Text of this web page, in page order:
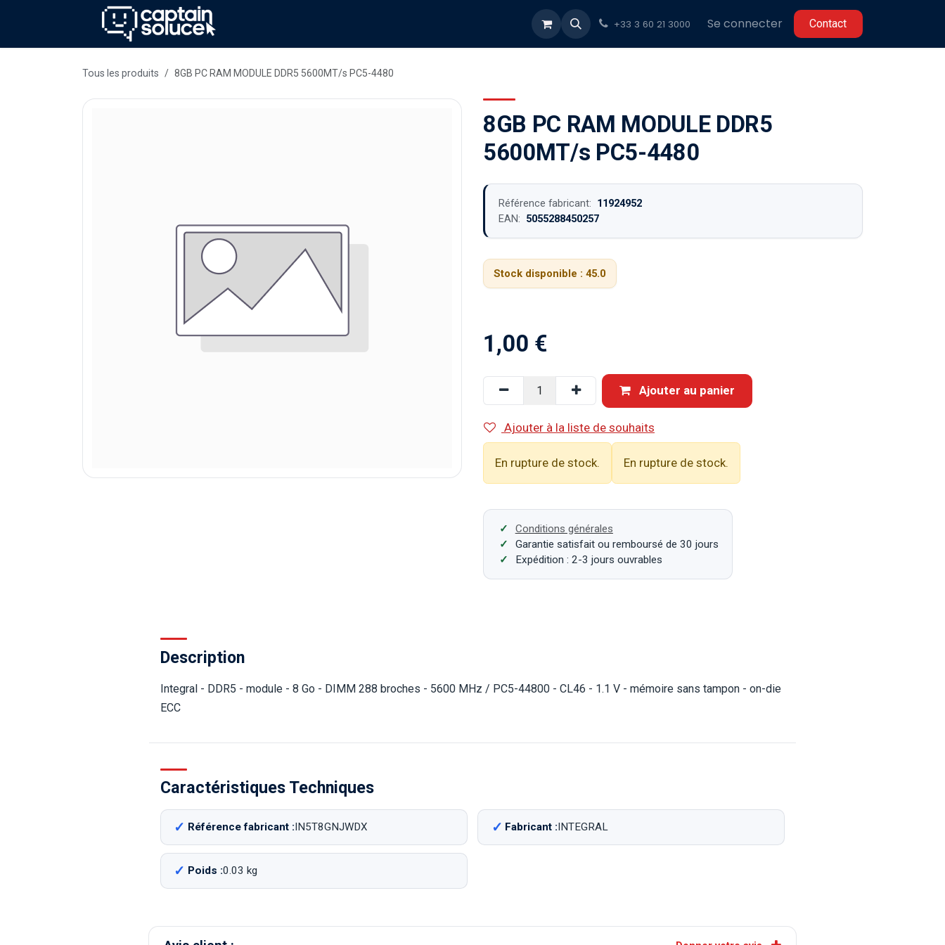
Se rendre au contenu
+33 3 60 21 3000 Se connecter C​​ontact
Tous les produits 8GB PC RAM MODULE DDR5 5600MT/s PC5-4480
8GB PC RAM MODULE DDR5
5600MT/s PC5-4480
Référence fabricant: 11924952
EAN: 5055288450257
Stock disponible : 45.0
1,00 €
Ajouter au panier
Ajouter à la liste de souhaits
En rupture de stock. En rupture de stock.
Conditions générales
Garantie satisfait ou remboursé de 30 jours
Expédition : 2-3 jours ouvrables
Description
Integral - DDR5 - module - 8 Go - DIMM 288 broches - 5600 MHz / PC5-44800 - CL46 - 1.1 V - mémoire sans tampon - on-die
ECC
Caractéristiques Techniques
Référence fabricant :IN5T8GNJWDX Fabricant :INTEGRAL
Poids :0.03 kg